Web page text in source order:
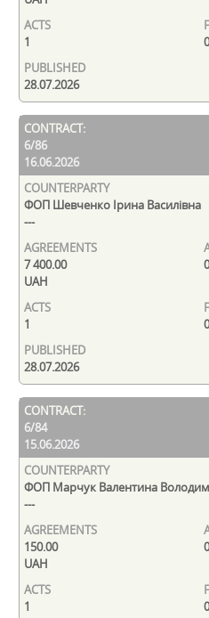
1 0
28.07.2026
6/86
16.06.2026
ФОП Шевченко Ірина Василівна
---
7 400.00
UAH
0
1 0
28.07.2026
6/84
15.06.2026
ФОП Марчук Валентина
---
150.00
UAH
0
1 0